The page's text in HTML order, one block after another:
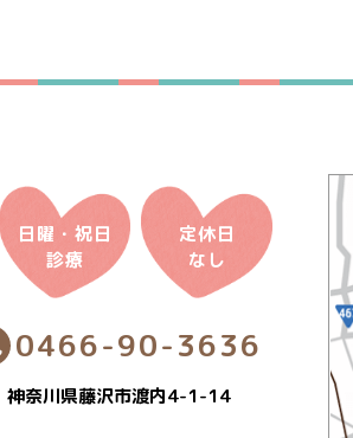
日曜・祝日
診療
定休日
なし
0466-90-3636
神奈川県藤沢市渡内4-1-14